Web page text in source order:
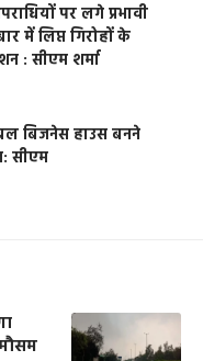
पर लगे प्रभावी
में लिप्त गिरोहों के
: सीएम शर्मा
बिजनेस हाउस बनने
सीएम